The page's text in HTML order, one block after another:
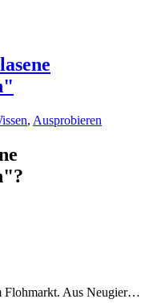
, Ausprobieren
Flohmarkt. Aus Neugier…